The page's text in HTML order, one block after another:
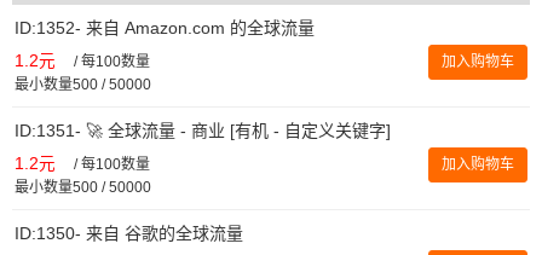
ID:1352- 来自 Amazon.com 的全球流量
1.2元 /每100数量
最小数量500 / 50000
加入购物车
ID:1351- 🚀 全球流量 - 商业 [有机 - 自定义关键字]
1.2元 /每100数量
最小数量500 / 50000
加入购物车
ID:1350- 来自 谷歌的全球流量